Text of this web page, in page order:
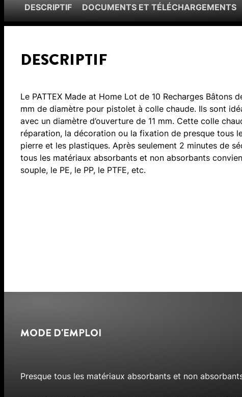
DESCRIPTIF DOCUMENTS ET TÉLÉCHARGEMENTS
DESCRIPTIF
Le PATTEX Made at Home Lot de 10 Recharges Bâtons
mm de diamètre pour pistolet à colle chaude. Ils sont
avec un diamètre d’ouverture de 11 mm. Cette colle
réparation, la décoration ou la fixation de presque tous
pierre et les plastiques. Après seulement 2 minutes de
tous les matériaux absorbants et non absorbants
souple, le PE, le PP, le PTFE, etc.
MODE D'EMPLOI
Presque tous les matériaux absorbants et non